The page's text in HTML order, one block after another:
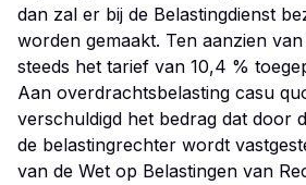
dan zal er bij de Belastingdienst
worden gemaakt. Ten aanzien
steeds het tarief van 10,4 %
Aan overdrachtsbelasting casu
verschuldigd het bedrag dat door
de belastingrechter wordt
van de Wet op Belastingen van